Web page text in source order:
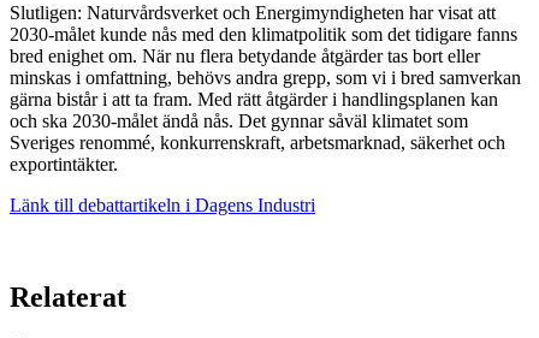
Slutligen: Naturvårdsverket och Energimyndigheten har visat att
2030-målet kunde nås med den klimatpolitik som det tidigare fanns
bred enighet om. När nu flera betydande åtgärder tas bort eller
minskas i omfattning, behövs andra grepp, som vi i bred samverkan
gärna bistår i att ta fram. Med rätt åtgärder i handlingsplanen kan
och ska 2030-målet ändå nås. Det gynnar såväl klimatet som
Sveriges renommé, konkurrenskraft, arbetsmarknad, säkerhet och
exportintäkter.
Länk till debattartikeln i Dagens Industri
Relaterat